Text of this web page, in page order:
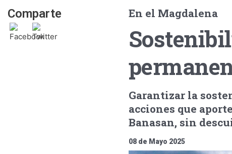
Comparte En el Magdalena
Garantizar la
acciones que
Banasan, sin
08 de Mayo 2025